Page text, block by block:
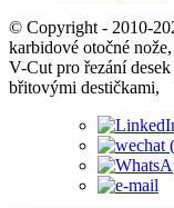
© Copyright - 2010-
karbidové otočné
V-Cut pro řezání
břitovými destičkami,